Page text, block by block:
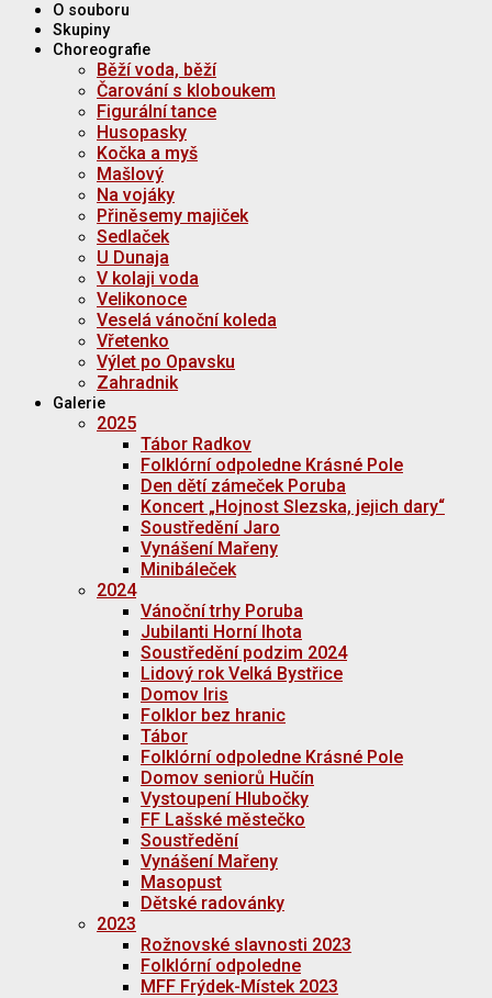
O souboru
Skupiny
Choreografie
Běží voda, běží
Čarování s kloboukem
Figurální tance
Husopasky
Kočka a myš
Mašlový
Na vojáky
Přiněsemy majiček
Sedlaček
U Dunaja
V kolaji voda
Velikonoce
Veselá vánoční koleda
Vřetenko
Výlet po Opavsku
Zahradnik
Galerie
2025
Tábor Radkov
Folklórní odpoledne Krásné Pole
Den dětí zámeček Poruba
Koncert „Hojnost Slezska, jejich dary“
Soustředění Jaro
Vynášení Mařeny
Minibáleček
2024
Vánoční trhy Poruba
Jubilanti Horní lhota
Soustředění podzim 2024
Lidový rok Velká Bystřice
Domov Iris
Folklor bez hranic
Tábor
Folklórní odpoledne Krásné Pole
Domov seniorů Hučín
Vystoupení Hlubočky
FF Lašské městečko
Soustředění
Vynášení Mařeny
Masopust
Dětské radovánky
2023
Rožnovské slavnosti 2023
Folklórní odpoledne
MFF Frýdek-Místek 2023